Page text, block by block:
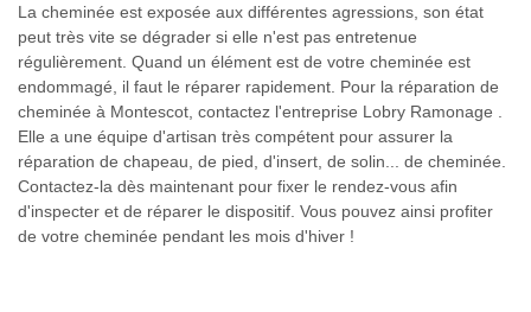
La cheminée est exposée aux différentes agressions, son état
peut très vite se dégrader si elle n'est pas entretenue
régulièrement. Quand un élément est de votre cheminée est
endommagé, il faut le réparer rapidement. Pour la réparation de
cheminée à Montescot, contactez l'entreprise Lobry Ramonage .
Elle a une équipe d'artisan très compétent pour assurer la
réparation de chapeau, de pied, d'insert, de solin... de cheminée.
Contactez-la dès maintenant pour fixer le rendez-vous afin
d'inspecter et de réparer le dispositif. Vous pouvez ainsi profiter
de votre cheminée pendant les mois d'hiver !